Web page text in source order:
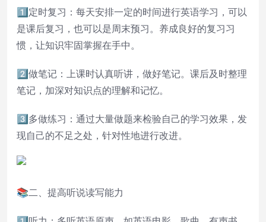
1️⃣定时复习：每天安排一定的时间进行英语学习，可以
是课后复习，也可以是周末预习。养成良好的复习习
惯，让知识牢固掌握在手中。
2️⃣做笔记：上课时认真听讲，做好笔记。课后及时整理
笔记，加深对知识点的理解和记忆。
3️⃣多做练习：通过大量做题来检验自己的学习效果，发
现自己的不足之处，针对性地进行改进。
📚二、提高听说读写能力